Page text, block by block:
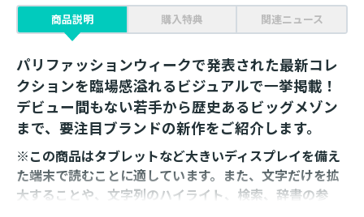
商品説明 購入特典 関連ニュース
パリファッションウィークで発表された最新コレ
クションを臨場感溢れるビジュアルで一挙掲載！
デビュー間もない若手から歴史あるビッグメゾン
まで、要注目ブランドの新作をご紹介します。
※この商品はタブレットなど大きいディスプレイを備え
た端末で読むことに適しています。また、文字だけを拡
大することや、文字列のハイライト、検索、辞書の参